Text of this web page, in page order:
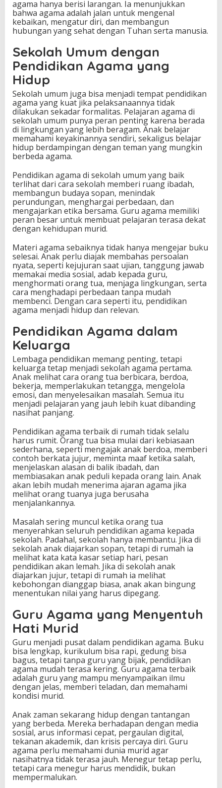
agama hanya berisi larangan. Ia menunjukkan
bahwa agama adalah jalan untuk mengenal
kebaikan, mengatur diri, dan membangun
hubungan yang sehat dengan Tuhan serta manusia.
Sekolah Umum dengan
Pendidikan Agama yang
Hidup
Sekolah umum juga bisa menjadi tempat pendidikan
agama yang kuat jika pelaksanaannya tidak
dilakukan sekadar formalitas. Pelajaran agama di
sekolah umum punya peran penting karena berada
di lingkungan yang lebih beragam. Anak belajar
memahami keyakinannya sendiri, sekaligus belajar
hidup berdampingan dengan teman yang mungkin
berbeda agama.
Pendidikan agama di sekolah umum yang baik
terlihat dari cara sekolah memberi ruang ibadah,
membangun budaya sopan, menindak
perundungan, menghargai perbedaan, dan
mengajarkan etika bersama. Guru agama memiliki
peran besar untuk membuat pelajaran terasa dekat
dengan kehidupan murid.
Materi agama sebaiknya tidak hanya mengejar buku
selesai. Anak perlu diajak membahas persoalan
nyata, seperti kejujuran saat ujian, tanggung jawab
memakai media sosial, adab kepada guru,
menghormati orang tua, menjaga lingkungan, serta
cara menghadapi perbedaan tanpa mudah
membenci. Dengan cara seperti itu, pendidikan
agama menjadi hidup dan relevan.
Pendidikan Agama dalam
Keluarga
Lembaga pendidikan memang penting, tetapi
keluarga tetap menjadi sekolah agama pertama.
Anak melihat cara orang tua berbicara, berdoa,
bekerja, memperlakukan tetangga, mengelola
emosi, dan menyelesaikan masalah. Semua itu
menjadi pelajaran yang jauh lebih kuat dibanding
nasihat panjang.
Pendidikan agama terbaik di rumah tidak selalu
harus rumit. Orang tua bisa mulai dari kebiasaan
sederhana, seperti mengajak anak berdoa, memberi
contoh berkata jujur, meminta maaf ketika salah,
menjelaskan alasan di balik ibadah, dan
membiasakan anak peduli kepada orang lain. Anak
akan lebih mudah menerima ajaran agama jika
melihat orang tuanya juga berusaha
menjalankannya.
Masalah sering muncul ketika orang tua
menyerahkan seluruh pendidikan agama kepada
sekolah. Padahal, sekolah hanya membantu. Jika di
sekolah anak diajarkan sopan, tetapi di rumah ia
melihat kata kata kasar setiap hari, pesan
pendidikan akan lemah. Jika di sekolah anak
diajarkan jujur, tetapi di rumah ia melihat
kebohongan dianggap biasa, anak akan bingung
menentukan nilai yang harus dipegang.
Guru Agama yang Menyentuh
Hati Murid
Guru menjadi pusat dalam pendidikan agama. Buku
bisa lengkap, kurikulum bisa rapi, gedung bisa
bagus, tetapi tanpa guru yang bijak, pendidikan
agama mudah terasa kering. Guru agama terbaik
adalah guru yang mampu menyampaikan ilmu
dengan jelas, memberi teladan, dan memahami
kondisi murid.
Anak zaman sekarang hidup dengan tantangan
yang berbeda. Mereka berhadapan dengan media
sosial, arus informasi cepat, pergaulan digital,
tekanan akademik, dan krisis percaya diri. Guru
agama perlu memahami dunia murid agar
nasihatnya tidak terasa jauh. Menegur tetap perlu,
tetapi cara menegur harus mendidik, bukan
mempermalukan.